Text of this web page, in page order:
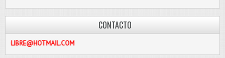
CONTACTO